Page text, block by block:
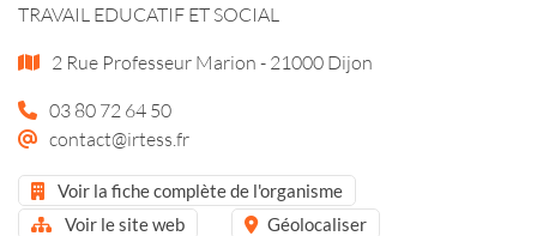
TRAVAIL EDUCATIF ET SOCIAL
2 Rue Professeur Marion - 21000 Dijon
03 80 72 64 50
contact@irtess.fr
Voir la fiche complète de l'organisme
Voir le site web
Géolocaliser